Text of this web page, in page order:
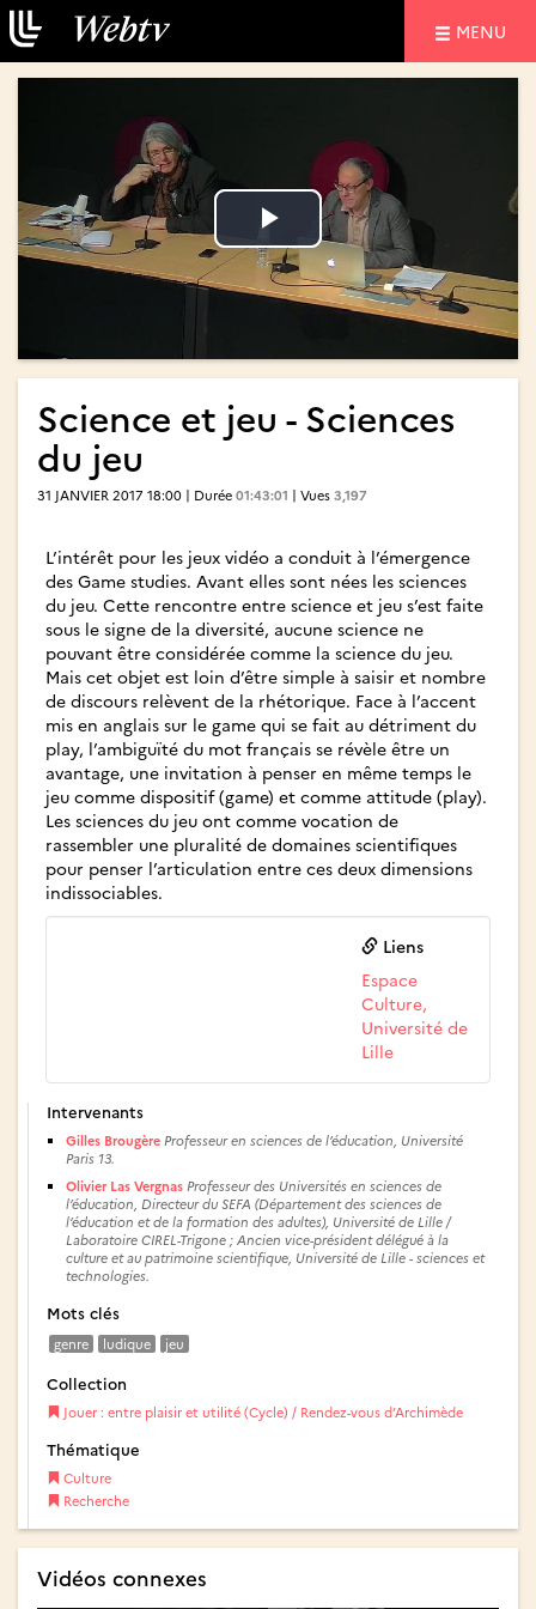
MENU
Lire
la
vidéo
Lire
la
vidéo
Science et jeu - Sciences
du jeu
31 JANVIER 2017 18:00 | Durée 01:43:01 | Vues 3,197
L’intérêt pour les jeux vidéo a conduit à l’émergence
des Game studies. Avant elles sont nées les sciences
du jeu. Cette rencontre entre science et jeu s’est faite
sous le signe de la diversité, aucune science ne
pouvant être considérée comme la science du jeu.
Mais cet objet est loin d’être simple à saisir et nombre
de discours relèvent de la rhétorique. Face à l’accent
mis en anglais sur le game qui se fait au détriment du
play, l’ambiguïté du mot français se révèle être un
avantage, une invitation à penser en même temps le
jeu comme dispositif (game) et comme attitude (play).
Les sciences du jeu ont comme vocation de
rassembler une pluralité de domaines scientifiques
pour penser l’articulation entre ces deux dimensions
indissociables.
Liens
Espace
Culture,
Université de
Lille
Intervenants
Gilles Brougère Professeur en sciences de l’éducation, Université
Paris 13.
Olivier Las Vergnas Professeur des Universités en sciences de
l’éducation, Directeur du SEFA (Département des sciences de
l’éducation et de la formation des adultes), Université de Lille /
Laboratoire CIREL-Trigone ; Ancien vice-président délégué à la
culture et au patrimoine scientifique, Université de Lille - sciences et
technologies.
Mots clés
genre ludique jeu
Collection
Jouer : entre plaisir et utilité (Cycle) / Rendez-vous d’Archimède
Thématique
Culture
Recherche
Vidéos connexes